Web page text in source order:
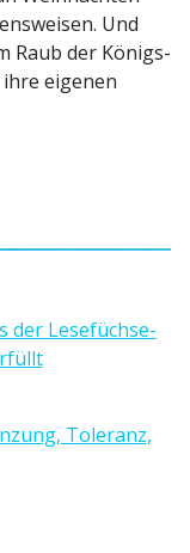
Und
Raub der Königs­
eigenen
der Lesefüchse-
Toleranz,